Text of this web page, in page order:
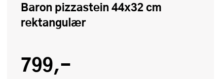
Baron pizzastein 44x32 cm
rektangulær
799,-